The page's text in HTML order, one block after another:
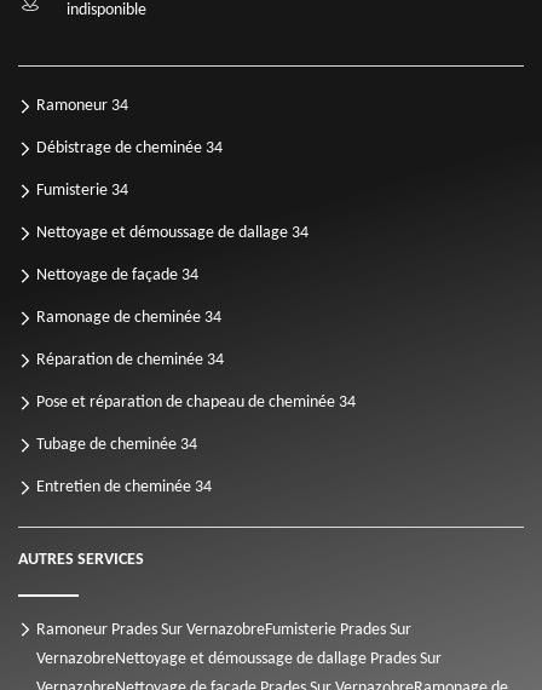
indisponible
Ramoneur 34
Débistrage de cheminée 34
Fumisterie 34
Nettoyage et démoussage de dallage 34
Nettoyage de façade 34
Ramonage de cheminée 34
Réparation de cheminée 34
Pose et réparation de chapeau de cheminée 34
Tubage de cheminée 34
Entretien de cheminée 34
AUTRES SERVICES
Ramoneur Prades Sur VernazobreFumisterie Prades Sur
VernazobreNettoyage et démoussage de dallage Prades Sur